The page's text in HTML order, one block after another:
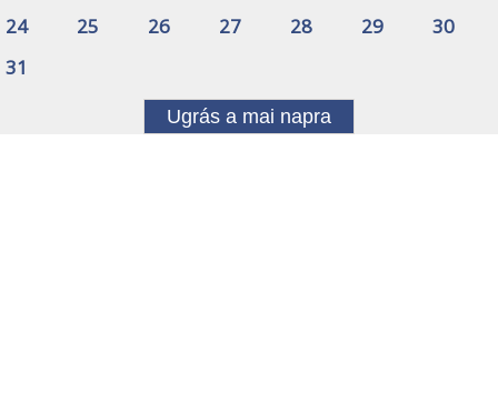
24
25 26 27 28 29
30
31
Ugrás a mai napra